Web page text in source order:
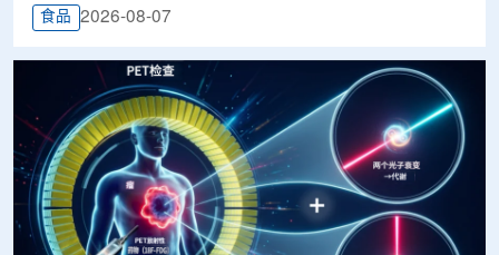
食品 2026-08-07